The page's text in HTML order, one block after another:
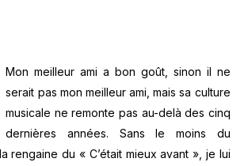
Mon meilleur ami a bon goût, sinon il ne
serait pas mon meilleur ami, mais sa culture
musicale ne remonte pas au-delà des cinq
dernières années. Sans le moins du
rengaine du « C’était mieux avant », je lui